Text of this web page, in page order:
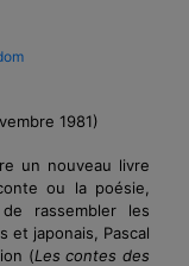
1981)
un nouveau livre
ou la poésie,
rassembler les
et japonais, Pascal
(Les contes des